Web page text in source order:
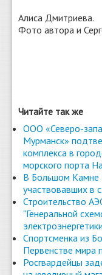
Алиса Дмитриева.
Фото автора и
Читайте так же
ООО «Северо-
Мурманск»
комплекса в
морского порта
В Большом Камне
участвовавших в
Строительство
"Генеральной
Спортсменка из
Первенстве мира
Росгвардейцы